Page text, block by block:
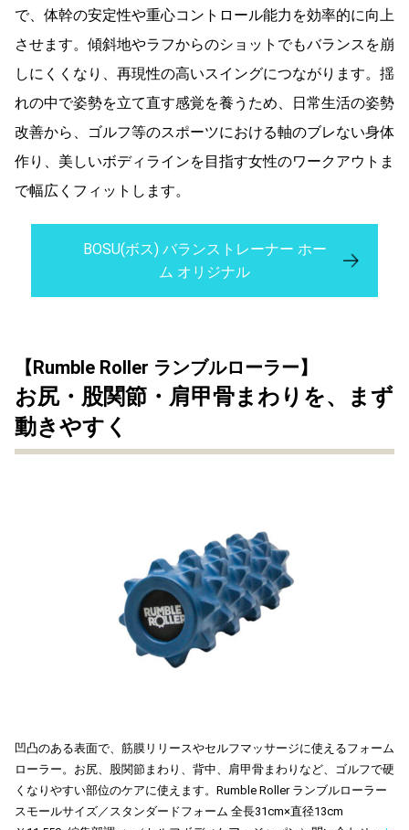
で、 体幹の安定性や重心コントロール能力を効率的に向上
させます。 傾斜地やラフからのショットでもバランスを崩
しにくくなり、 再現性の高いスイングにつながります。揺
れの中で姿勢を立て直す感覚を養うため、
日常生活の姿勢
改善から、
ゴルフ等のスポーツにおける軸のブレない身体
作り、 美しいボディラインを目指す女性のワークアウトま
で幅広くフィッ トします。
BOSU(ボス) バランストレーナー ホー
ム オリジナル
【Rumble Roller ランブルローラー】
お尻・股関節・肩甲骨まわりを、まず
動きやすく
凹凸のある表面で、筋膜リリースやセルフマッサージに使えるフォーム
ローラー。お尻、股関節まわり、背中、肩甲骨まわりなど、ゴルフで硬
くなりやすい部位のケアに使えます。Rumble Roller ランブルローラー
スモールサイズ／スタンダードフォーム 全長31cm×直径13cm